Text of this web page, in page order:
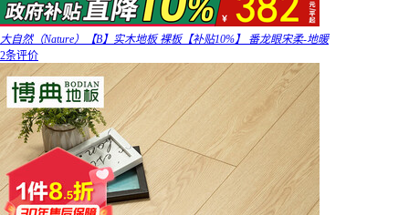
大自然（Nature）【B】实木地板 裸板【补贴10%】 番龙眼宋柔-地暖
2条评价